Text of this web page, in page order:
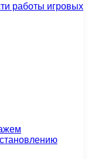
работы игровых